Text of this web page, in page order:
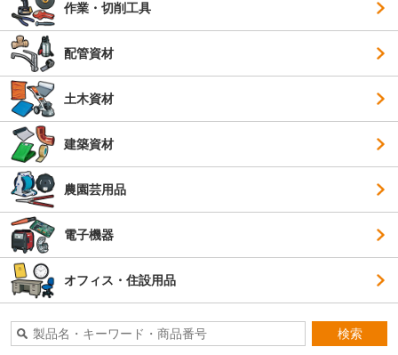
作業・切削工具
配管資材
土木資材
建築資材
農園芸用品
電子機器
オフィス・住設用品
検索